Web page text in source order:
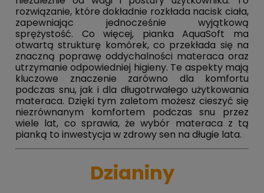
rozwiązanie, które dokładnie rozkłada nacisk ciała,
zapewniając jednocześnie wyjątkową
sprężystość. Co więcej, pianka AquaSoft ma
otwartą strukturę komórek, co przekłada się na
znaczną poprawę oddychalności materaca oraz
utrzymanie odpowiedniej higieny. Te aspekty mają
kluczowe znaczenie zarówno dla komfortu
podczas snu, jak i dla długotrwałego użytkowania
materaca. Dzięki tym zaletom możesz cieszyć się
niezrównanym komfortem podczas snu przez
wiele lat, co sprawia, że wybór materaca z tą
pianką to inwestycja w zdrowy sen na długie lata.
Dzianiny